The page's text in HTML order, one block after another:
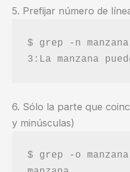
5. Prefijar número de
$ grep -n
6. Sólo la parte que
y minúsculas)
$ grep -o